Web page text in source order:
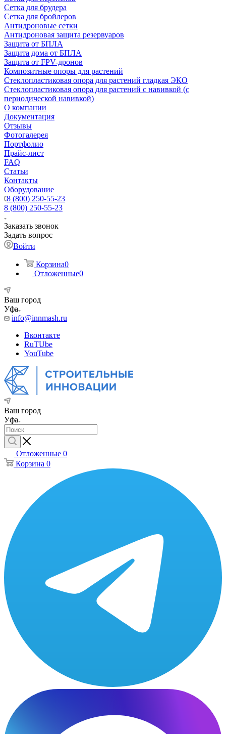
Сетка для брудера
Сетка для бройлеров
Антидроновые сетки
Антидроновая защита резервуаров
Защита от БПЛА
Защита дома от БПЛА
Защита от FPV-дронов
Композитные опоры для растений
Стеклопластиковая опора для растений гладкая ЭКО
Стеклопластиковая опора для растений с навивкой (с
периодической навивкой)
О компании
Документация
Отзывы
Фотогалерея
Портфолио
Прайс-лист
FAQ
Статьи
Контакты
Оборудование
8 (800) 250-55-23
8 (800) 250-55-23
Заказать звонок
Задать вопрос
Войти
Корзина0
Отложенные0
Ваш город
Уфа
info@innmash.ru
Вконтакте
RuTUbe
YouTube
Ваш город
Уфа
Отложенные 0
Корзина 0